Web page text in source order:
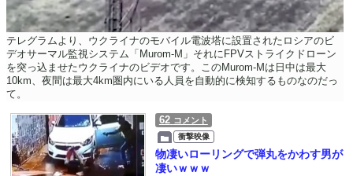
テレグラムより、ウクライナのモバイル電波塔に設置されたロシアのビ
デオサーマル監視システム「Murom-М」それにFPVストライクドローン
を突っ込ませたウクライナのビデオです。このMurom-Mは日中は最大
10km、夜間は最大4km圏内にいる人員を自動的に検知するものなのだっ
て。
62 コメント
衝撃映像
物凄いローリングで弾丸をかわす男が
凄いｗｗｗ